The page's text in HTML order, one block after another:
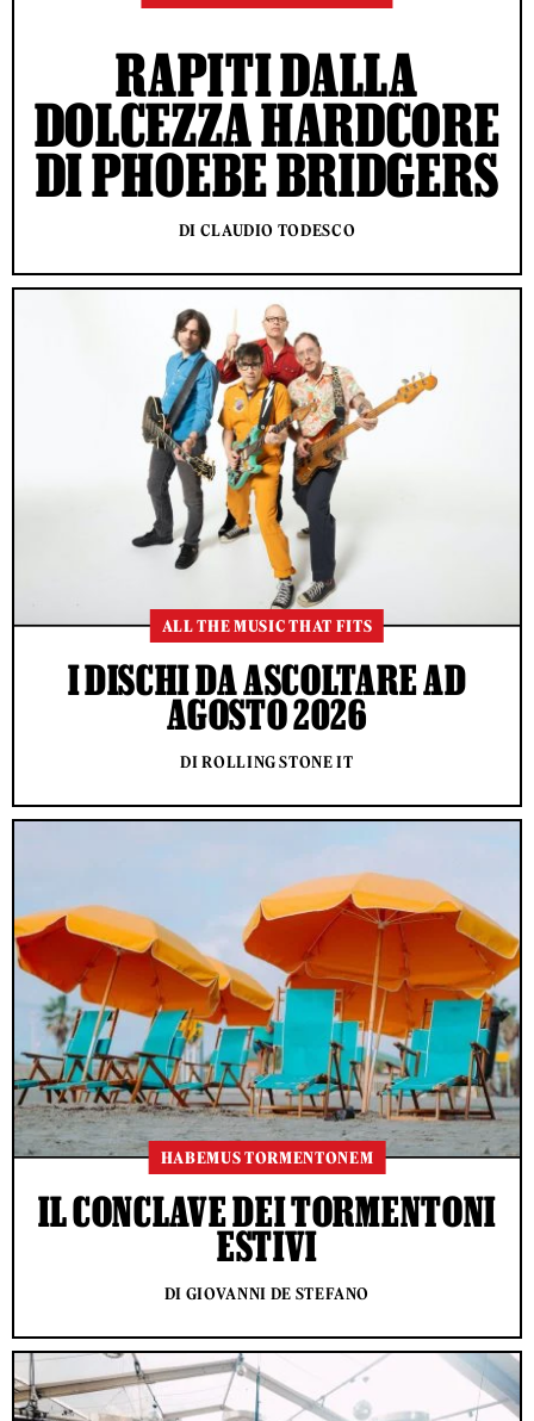
RAPITI DALLA
DOLCEZZA HARDCORE
DI PHOEBE BRIDGERS
DI CLAUDIO TODESCO
ALL THE MUSIC THAT FITS
I DISCHI DA ASCOLTARE AD
AGOSTO 2026
DI ROLLING STONE IT
HABEMUS TORMENTONEM
IL CONCLAVE DEI TORMENTONI
ESTIVI
DI GIOVANNI DE STEFANO